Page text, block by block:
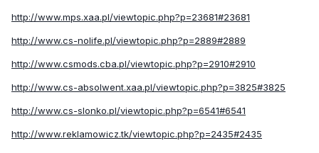
http://www.mps.xaa.pl/viewtopic.php?p=23681#23681
http://www.cs-nolife.pl/viewtopic.php?p=2889#2889
http://www.csmods.cba.pl/viewtopic.php?p=2910#2910
http://www.cs-absolwent.xaa.pl/viewtopic.php?p=3825#3825
http://www.cs-slonko.pl/viewtopic.php?p=6541#6541
http://www.reklamowicz.tk/viewtopic.php?p=2435#2435